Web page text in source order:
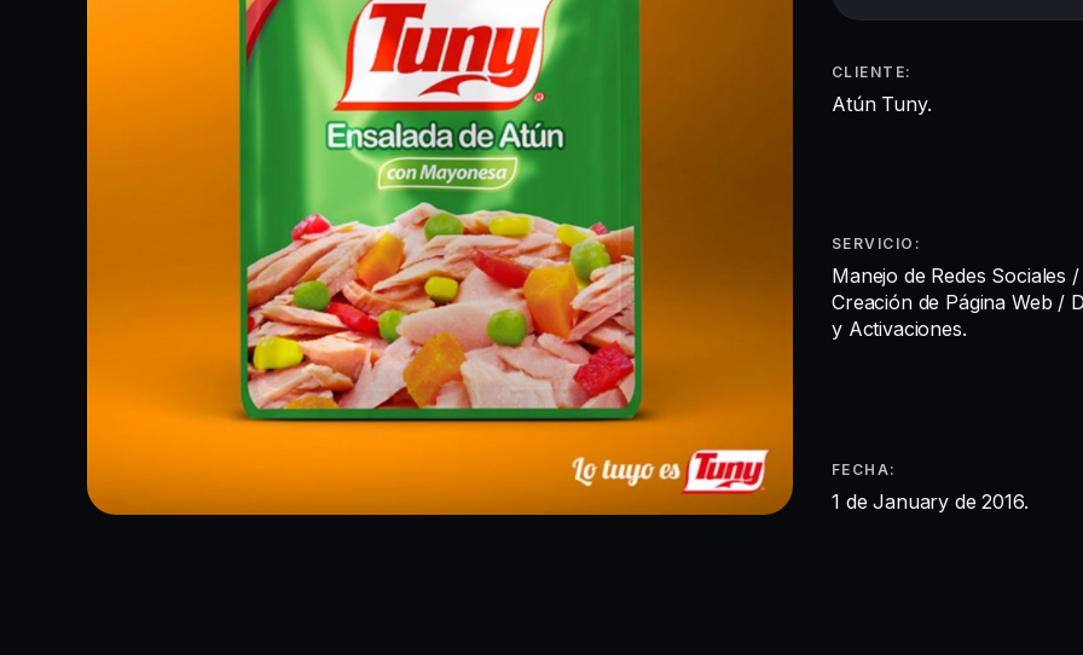
CLIENTE:
Atún Tuny.
SERVICIO:
Manejo de Redes Sociales /
Creación de Página Web /
y Activaciones.
FECHA:
1 de January de 2016.